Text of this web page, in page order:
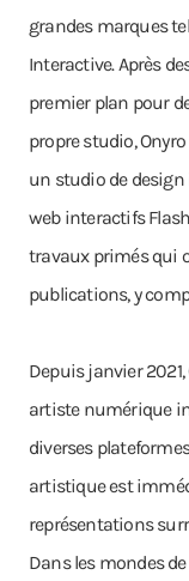
grandes marques
Interactive. Après
premier plan pour
propre studio,
un studio de
web interactifs
travaux primés qui
publications, y
Depuis janvier
artiste numérique
diverses
artistique est
représentations
Dans les mondes